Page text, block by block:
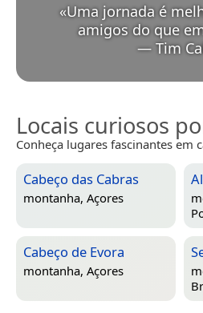
«Uma jornada é
amigos do que
— Tim
Locais curiosos
Conheça lugares fascinantes em
Cabeço das Cabras
montanha, Açores
Cabeço de Evora
montanha, Açores